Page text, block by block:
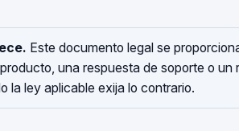
Este documento legal se
una respuesta de soporte o
la ley aplicable exija lo contrario.